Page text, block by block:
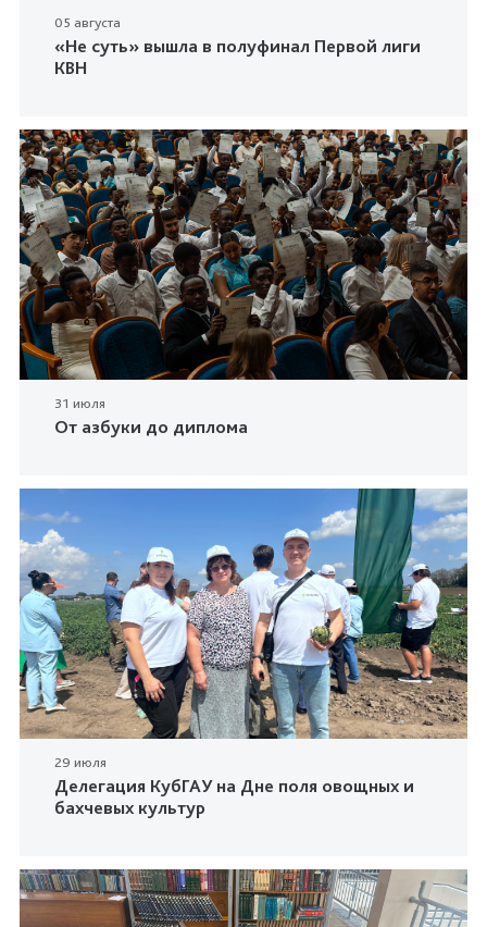
05 августа
«Не суть» вышла в полуфинал Первой лиги
КВН
31 июля
От азбуки до диплома
29 июля
Делегация КубГАУ на Дне поля овощных и
бахчевых культур